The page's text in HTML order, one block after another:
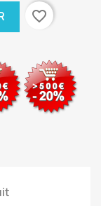
favorite_border